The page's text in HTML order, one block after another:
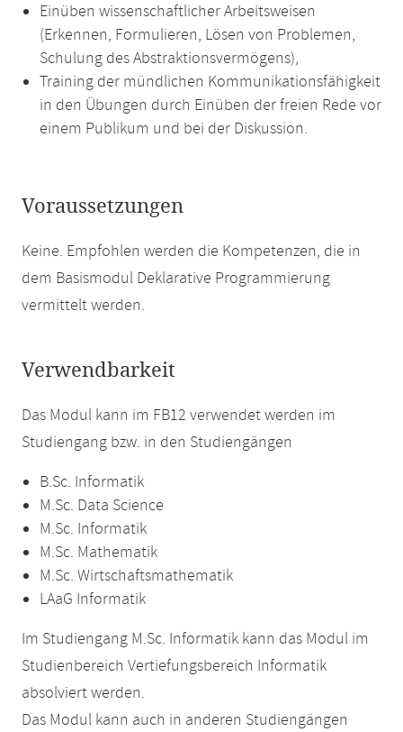
Einüben wissenschaftlicher Arbeitsweisen
(Erkennen, Formulieren, Lösen von Problemen,
Schulung des Abstraktionsvermögens),
Training der mündlichen Kommunikationsfähigkeit
in den Übungen durch Einüben der freien Rede vor
einem Publikum und bei der Diskussion.
Voraussetzungen
Keine. Empfohlen werden die Kompetenzen, die in
dem Basismodul Deklarative Programmierung
vermittelt werden.
Verwendbarkeit
Das Modul kann im FB12 verwendet werden im
Studiengang bzw. in den Studiengängen
B.Sc. Informatik
M.Sc. Data Science
M.Sc. Informatik
M.Sc. Mathematik
M.Sc. Wirtschaftsmathematik
LAaG Informatik
Im Studiengang M.Sc. Informatik kann das Modul im
Studienbereich Vertiefungsbereich Informatik
absolviert werden.
Das Modul kann auch in anderen Studiengängen